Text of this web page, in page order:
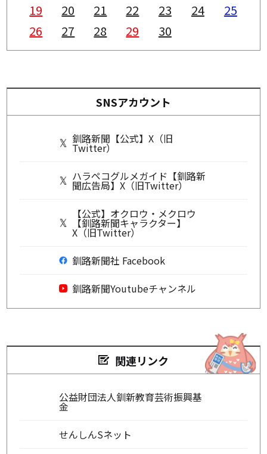
19
20 21 22 23 24
25
26
27 28 29 30
SNSアカウント
釧路新聞【公式】X（旧
Twitter）
ハラペコグルメガイド【釧路新
聞広告局】X（旧Twitter）
【公式】オクロウ・メクロウ
【釧路新聞キャラクター】
X（旧Twitter）
釧路新聞社 Facebook
釧路新聞Youtubeチャンネル
関連リンク
公益財団法人釧新教育芸術振興基
金
せんしんSネット